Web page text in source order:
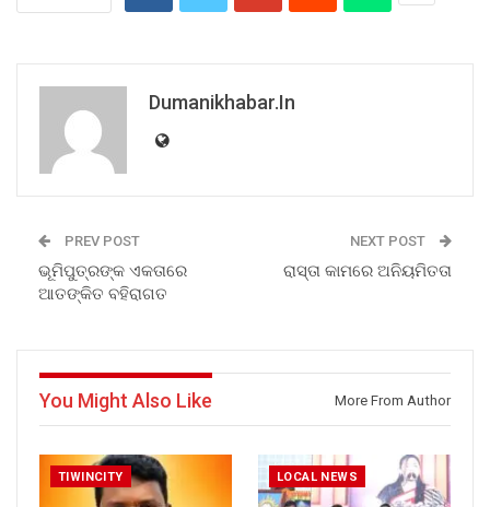
Dumanikhabar.in
PREV POST
ଭୂମିପୁତ୍ରଙ୍କ ଏକତାରେ
ଆତଙ୍କିତ ବହିରାଗତ
NEXT POST
ରାସ୍ତା କାମରେ ଅନିୟମିତତା
You Might Also Like More From Author
TIWINCITY LOCAL NEWS